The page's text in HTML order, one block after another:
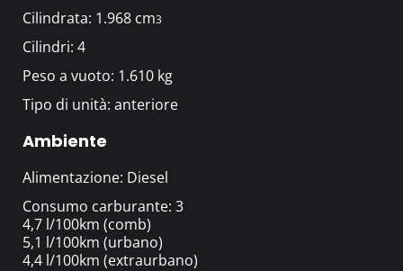
Cilindrata: 1.968 cm3
Cilindri: 4
Peso a vuoto: 1.610 kg
Tipo di unità: anteriore
Ambiente
Alimentazione: Diesel
Consumo carburante: 3
4,7 l/100km (comb)
5,1 l/100km (urbano)
4,4 l/100km (extraurbano)